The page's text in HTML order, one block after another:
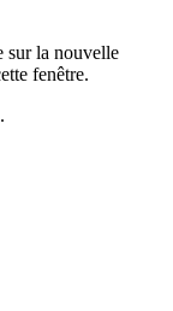
sur la nouvelle
fenêtre.